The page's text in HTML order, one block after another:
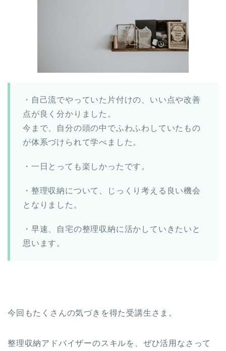
・自己流でやっていた片付けの、いい点や改善
点が良く分かりました。
今まで、自分の頭の中でふわふわしていたもの
が体系づけられて学べました。
・一日とっても楽しかったです。
・整理収納について、じっくり考える良い機会
となりました。
・早速、自宅の整理収納に活かしていきたいと
思います。
今回もたくさんの気づきを得た受講生さま。
整理収納アドバイザーのスキルを、ぜひ活用なさって